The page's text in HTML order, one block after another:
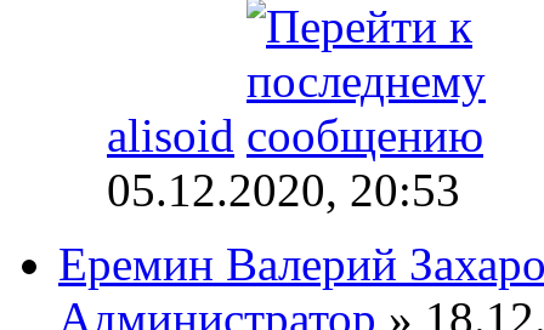
alisoid
05.12.2020, 20:53
Еремин Валерий
Администратор »